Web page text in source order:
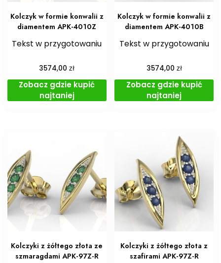
Kolczyk w formie konwalii z
diamentem APK-4010Z
Tekst w przygotowaniu
3574,00zł
Zobacz gdzie kupić
najtaniej
Kolczyk w formie konwalii z
diamentem APK-4010B
Tekst w przygotowaniu
3574,00 zł
Zobacz gdzie kupić
najtaniej
Kolczyki z żółtego złota ze
szmaragdami APK-97Z-R
Kolczyki z żółtego złota z
szafirami APK-97Z-R